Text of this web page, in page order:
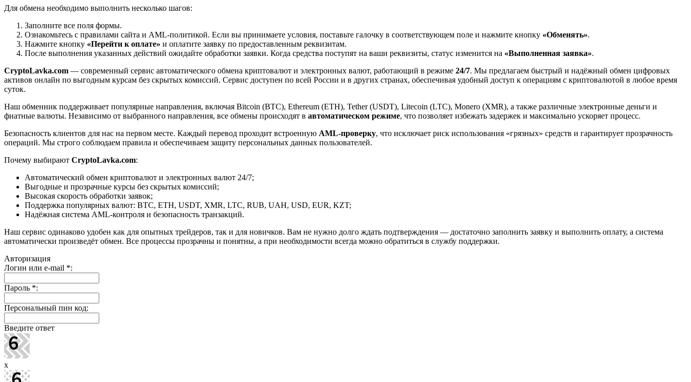
Для обмена необходимо выполнить несколько шагов:
Заполните все поля формы.
Ознакомьтесь с правилами сайта и AML-политикой. Если вы принимаете условия, поставьте галочку в соответствующем поле и нажмите кнопку «Обменять».
Нажмите кнопку «Перейти к оплате» и оплатите заявку по предоставленным реквизитам.
После выполнения указанных действий ожидайте обработки заявки. Когда средства поступят на ваши реквизиты, статус изменится на «Выполненная заявка».
CryptoLavka.com — современный сервис автоматического обмена криптовалют и электронных валют, работающий в режиме 24/7. Мы предлагаем быстрый и надёжный обмен цифровых
активов онлайн по выгодным курсам без скрытых комиссий. Сервис доступен по всей России и в других странах, обеспечивая удобный доступ к операциям с криптовалютой в любое время
суток.
Наш обменник поддерживает популярные направления, включая Bitcoin (BTC), Ethereum (ETH), Tether (USDT), Litecoin (LTC), Monero (XMR), а также различные электронные деньги и
фиатные валюты. Независимо от выбранного направления, все обмены происходят в автоматическом режиме, что позволяет избежать задержек и максимально ускоряет процесс.
Безопасность клиентов для нас на первом месте. Каждый перевод проходит встроенную AML-проверку, что исключает риск использования «грязных» средств и гарантирует прозрачность
операций. Мы строго соблюдаем правила и обеспечиваем защиту персональных данных пользователей.
Почему выбирают CryptoLavka.com:
Автоматический обмен криптовалют и электронных валют 24/7;
Выгодные и прозрачные курсы без скрытых комиссий;
Высокая скорость обработки заявок;
Поддержка популярных валют: BTC, ETH, USDT, XMR, LTC, RUB, UAH, USD, EUR, KZT;
Надёжная система AML-контроля и безопасность транзакций.
Наш сервис одинаково удобен как для опытных трейдеров, так и для новичков. Вам не нужно долго ждать подтверждения — достаточно заполнить заявку и выполнить оплату, а система
автоматически произведёт обмен. Все процессы прозрачны и понятны, а при необходимости всегда можно обратиться в службу поддержки.
Авторизация
Логин или e-mail *:
Пароль *:
Персональный пин код:
Введите ответ
x